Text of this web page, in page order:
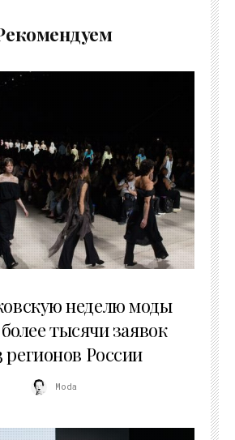
неделю моды
тысячи заявок
регионов России
Moda